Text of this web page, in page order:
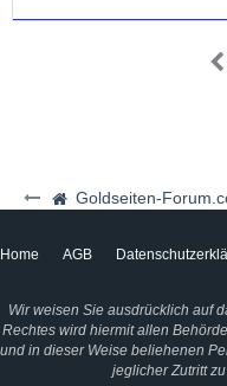
Goldseiten-Forum.com |
Home AGB
Wir weisen Sie ausdrücklich auf
Rechtes wird hiermit allen
und in dieser Weise beliehenen
jeglicher Zutritt